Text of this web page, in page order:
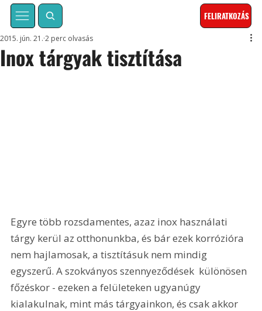
FELIRATKOZÁS
Inox tárgyak tisztítása
2015. jún. 21. 2 perc olvasás
Egyre több rozsdamentes, azaz inox használati
tárgy kerül az otthonunkba, és bár ezek korrózióra
nem hajlamosak, a tisztításuk nem mindig
egyszerű. A szokványos szennyeződések  különösen
főzéskor - ezeken a felületeken ugyanúgy
kialakulnak, mint más tárgyainkon, és csak akkor